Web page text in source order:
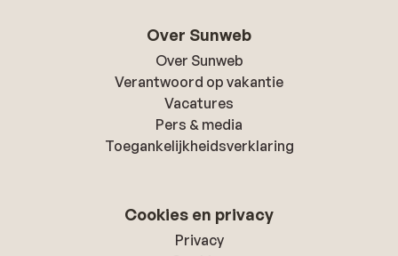
Over Sunweb
Over Sunweb
Verantwoord op vakantie
Vacatures
Pers & media
Toegankelijkheidsverklaring
Cookies en privacy
Privacy